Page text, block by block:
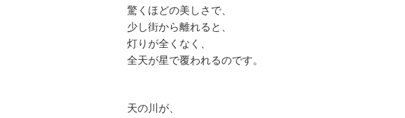
驚くほどの美しさで、
少し街から離れると、
灯りが全くなく、
全天が星で覆われるのです。
天の川が、